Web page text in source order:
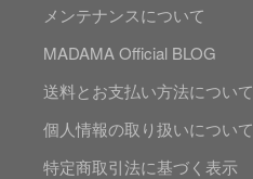
メンテナンスについて
MADAMA Official BLOG
送料とお支払い方法について
個人情報の取り扱いについて
特定商取引法に基づく表示